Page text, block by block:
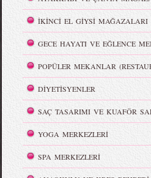
İKİNCİ EL GİYSİ MAĞAZALARI
GECE HAYATI VE EĞLENCE
POPÜLER MEKANLAR
DİYETİSYENLER
SAÇ TASARIMI VE KUAFÖR
YOGA MERKEZLERİ
SPA MERKEZLERİ